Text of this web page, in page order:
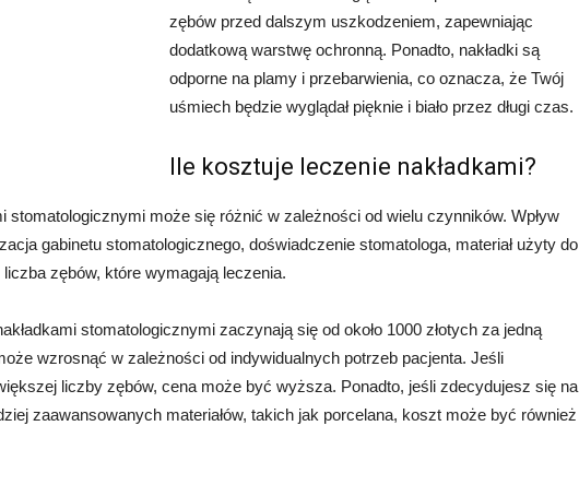
zębów przed dalszym uszkodzeniem, zapewniając
dodatkową warstwę ochronną. Ponadto, nakładki są
odporne na plamy i przebarwienia, co oznacza, że Twój
uśmiech będzie wyglądał pięknie i biało przez długi czas.
Ile kosztuje leczenie nakładkami?
stomatologicznymi może się różnić w zależności od wielu czynników. Wpływ
gabinetu stomatologicznego, doświadczenie stomatologa, materiał użyty do
zębów, które wymagają leczenia.
stomatologicznymi zaczynają się od około 1000 złotych za jedną
wzrosnąć w zależności od indywidualnych potrzeb pacjenta. Jeśli
liczby zębów, cena może być wyższa. Ponadto, jeśli zdecydujesz się na
zaawansowanych materiałów, takich jak porcelana, koszt może być również